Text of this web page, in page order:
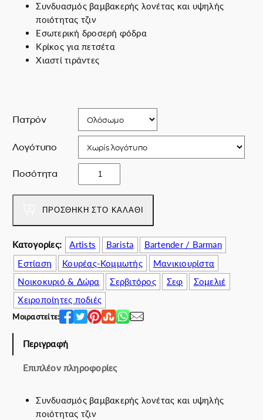
i
g
i
n
a
i
e
a
:
6
7
.
0
0
€
.
ρ
έ
χ
ο
υ
μ
ε
ν
α
ι
:
5
3
.
0
0
€
.
Συνδυασμός βαμβακερής λονέτας και υψηλής
ποιότητας τζιν
Εσωτερική δροσερή φόδρα
Κρίκος για πετσέτα
Χιαστί τιράντες
Πατρόν
Λογότυπο
Ποσότητα
u
n
d
o
π
ο
σ
ό
τ
η
τ
ΠΡΟΣΘΉΚΗ ΣΤΟ ΚΑΛΆΘΙ
Κατογορίες: Artists Barista
Bartender / Barman
Εστίαση
Κουρέας-Κομμωτής
Μανικιουρίστα
Νοικοκυριό & Δώρα
Σερβιτόρος Σεφ
Σομελιέ
Χειροποίητες ποδιές
Μοιραστείτε:
Περιγραφή
Επιπλέον πληροφορίες
Συνδυασμός βαμβακερής λονέτας και υψηλής
ποιότητας τζιν